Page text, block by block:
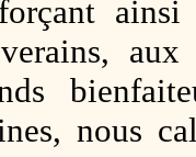
nous